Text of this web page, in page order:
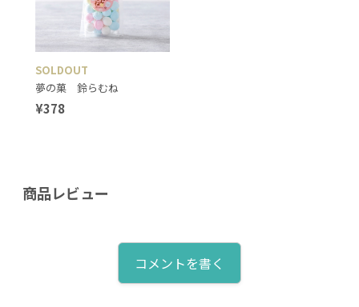
SOLDOUT
夢の菓 鈴らむね
¥378
商品レビュー
コメントを書く